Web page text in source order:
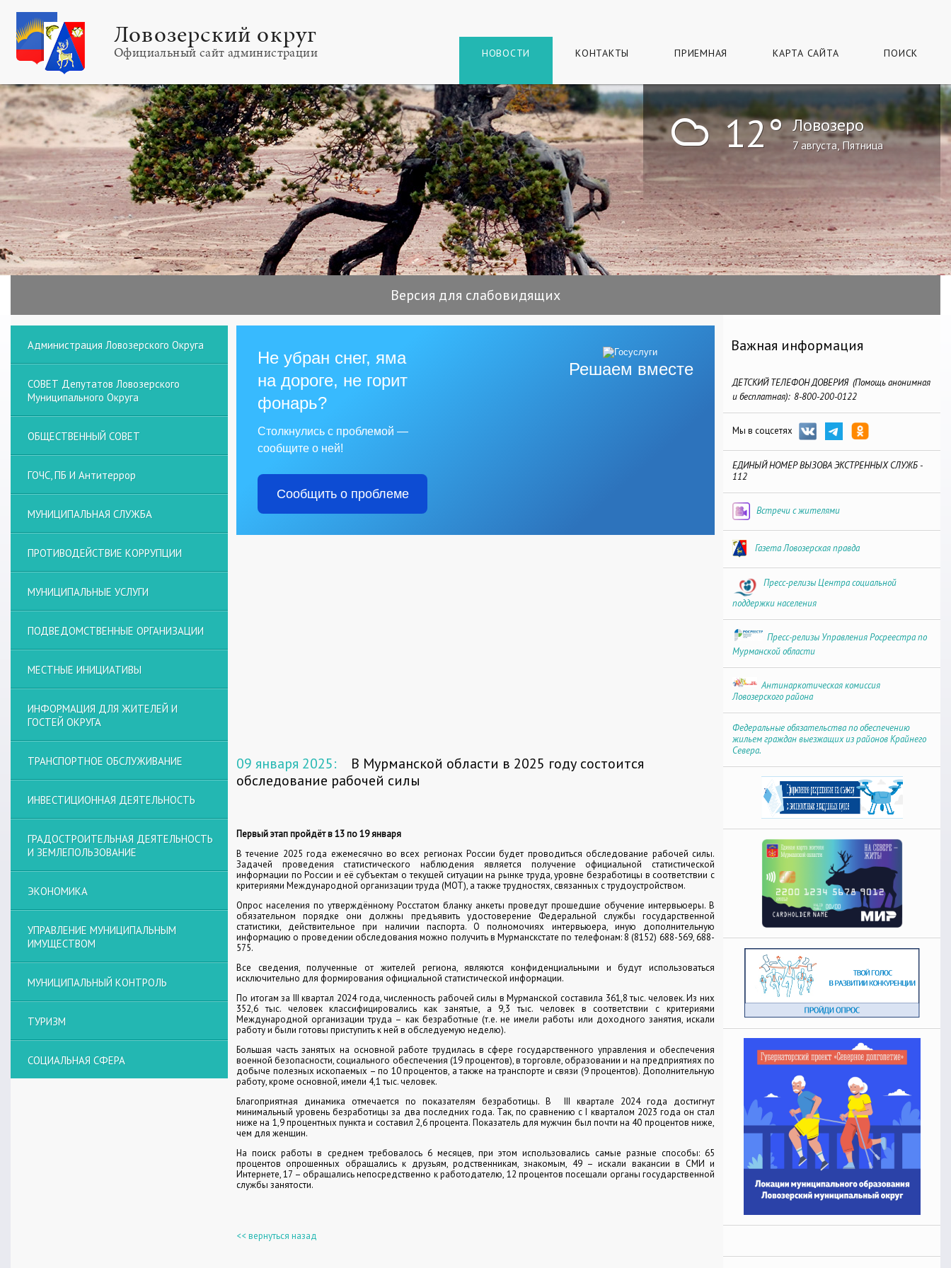
Ловозерский округ
Официальный сайт администрации НОВОСТИ КОНТАКТЫ ПРИЕМНАЯ КАРТА САЙТА ПОИСК
! 12° Ловозеро
7 августа, Пятница
Версия для слабовидящих
Решаем вместе
Не убран снег, яма
на дороге, не горит
фонарь?
Столкнулись с проблемой —
сообщите о ней!
Сообщить о проблеме
09 января 2025:
В Мурманской области в 2025 году состоится
обследование рабочей силы
Первый этап пройдёт в 13 по 19 января
В течение 2025 года ежемесячно во всех регионах России будет проводиться обследование рабочей силы.
Задачей проведения статистического наблюдения является получение официальной статистической
информации по России и её субъектам о текущей ситуации на рынке труда, уровне безработицы в соответствии с
критериями Международной организации труда (МОТ), а также трудностях, связанных с трудоустройством.
Опрос населения по утверждённому Росстатом бланку анкеты проведут прошедшие обучение интервьюеры. В
обязательном порядке они должны предъявить удостоверение Федеральной службы государственной
статистики, действительное при наличии паспорта. О полномочиях интервьюера, иную дополнительную
информацию о проведении обследования можно получить в Мурманскстате по телефонам: 8 (8152) 688-569, 688-
575.
Все сведения, полученные от жителей региона, являются конфиденциальными и будут использоваться
исключительно для формирования официальной статистической информации.
По итогам за III квартал 2024 года, численность рабочей силы в Мурманской составила 361,8 тыс. человек. Из них
352,6 тыс. человек классифицировались как занятые, а 9,3 тыс. человек в соответствии с критериями
Международной организации труда – как безработные (т.е. не имели работы или доходного занятия, искали
работу и были готовы приступить к ней в обследуемую неделю).
Большая часть занятых на основной работе трудилась в сфере государственного управления и обеспечения
военной безопасности, социального обеспечения (19 процентов), в торговле, образовании и на предприятиях по
добыче полезных ископаемых – по 10 процентов, а также на транспорте и связи (9 процентов). Дополнительную
работу, кроме основной, имели 4,1 тыс. человек.
Благоприятная динамика отмечается по показателям безработицы. В
III квартале 2024 года достигнут
минимальный уровень безработицы за два последних года. Так, по сравнению с I кварталом 2023 года он стал
ниже на 1,9 процентных пункта и составил 2,6 процента. Показатель для мужчин был почти на 40 процентов ниже,
чем для женщин.
На поиск работы в среднем требовалось 6 месяцев, при этом использовались самые разные способы: 65
процентов опрошенных обращались к друзьям, родственникам, знакомым, 49 – искали вакансии в СМИ и
Интернете, 17 – обращались непосредственно к работодателю, 12 процентов посещали органы государственной
службы занятости.
<< вернуться назад
Администрация Ловозерского Округа
СОВЕТ Депутатов Ловозерского
Муниципального Округа
ОБЩЕСТВЕННЫЙ СОВЕТ
ГОЧС, ПБ И Антитеррор
МУНИЦИПАЛЬНАЯ СЛУЖБА
ПРОТИВОДЕЙСТВИЕ КОРРУПЦИИ
МУНИЦИПАЛЬНЫЕ УСЛУГИ
ПОДВЕДОМСТВЕННЫЕ ОРГАНИЗАЦИИ
МЕСТНЫЕ ИНИЦИАТИВЫ
ИНФОРМАЦИЯ ДЛЯ ЖИТЕЛЕЙ И
ГОСТЕЙ ОКРУГА
ТРАНСПОРТНОЕ ОБСЛУЖИВАНИЕ
ИНВЕСТИЦИОННАЯ ДЕЯТЕЛЬНОСТЬ
ГРАДОСТРОИТЕЛЬНАЯ ДЕЯТЕЛЬНОСТЬ
И ЗЕМЛЕПОЛЬЗОВАНИЕ
ЭКОНОМИКА
УПРАВЛЕНИЕ МУНИЦИПАЛЬНЫМ
ИМУЩЕСТВОМ
МУНИЦИПАЛЬНЫЙ КОНТРОЛЬ
ТУРИЗМ
СОЦИАЛЬНАЯ СФЕРА
Важная информация
ДЕТСКИЙ ТЕЛЕФОН ДОВЕРИЯ (Помощь анонимная
и бесплатная): 8-800-200-0122
Мы в соцсетях
ЕДИНЫЙ НОМЕР ВЫЗОВА ЭКСТРЕННЫХ СЛУЖБ -
112
Встречи с жителями
Газета Ловозерская правда
Пресс-релизы Центра социальной
поддержки населения
Пресс-релизы Управления Росреестра по
Мурманской области
Антинаркотическая комиссия
Ловозерского района
Федеральные обязательства по обеспечению
жильем граждан выезжащих из районов Крайнего
Севера.